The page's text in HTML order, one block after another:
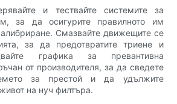
и тествайте системите за
за да осигурите правилното им
Смазвайте движещите се
за да предотвратите триене и
графика за превантивна
от производителя, за да сведете
за престой и да удължите
на нуч филтъра.